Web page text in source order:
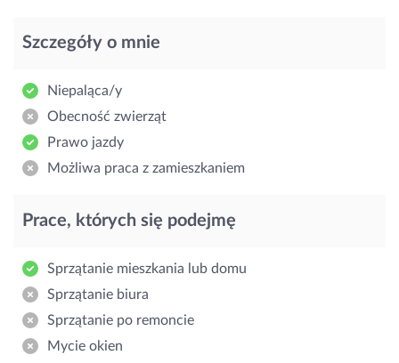
Szczegóły o mnie
Niepaląca/y
Obecność zwierząt
Prawo jazdy
Możliwa praca z zamieszkaniem
Prace, których się podejmę
Sprzątanie mieszkania lub domu
Sprzątanie biura
Sprzątanie po remoncie
Mycie okien